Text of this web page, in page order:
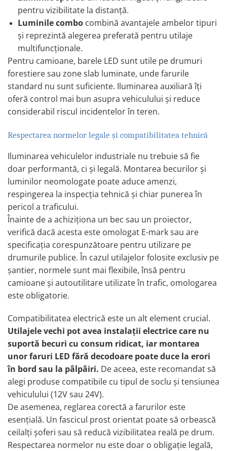
Electrice auto, camioane si remorci
Borne si Conectori Baterie Auto
Cabluri Auto Spiralate
Cabluri Multifilare Auto
Comutatoare si intrerupatoare
auto
Conectori Cabluri si Izolatie Auto
Instalatii Electrice pentru Remorci
Invertoare de tensiune
Prize bricheta & USB
Prize, stechere si mufe auto
Conectori instalatii electrice auto,
camion si remorca
Mufe si conectori auto etansi
Prize si conectori alimentare 2/3
pini
Prize si stechere remorca, 7/13 pini
Prize, stechere si adaptoare
remorca N/S, 7/15 Pini
Relee auto
Sigurante Auto
Socluri pentru becuri auto
Suporturi si socluri sigurante auto
Sprayuri, intretinere si cosmetica
auto
Aditivi auto
Cosmetica interior si exterior auto
Degripante, lubrifianti, creme si
adezivi
Vopsea spray si antifoane
Accesorii si Echipamente Auto
pentru vizibilitate la distanță.
Luminile combo combină avantajele ambelor tipuri
și reprezintă alegerea preferată pentru utilaje
multifuncționale.
Pentru camioane, barele LED sunt utile pe drumuri
forestiere sau zone slab luminate, unde farurile
standard nu sunt suficiente. Iluminarea auxiliară îți
oferă control mai bun asupra vehiculului și reduce
considerabil riscul incidentelor în teren.
Respectarea normelor legale și compatibilitatea tehnică
Iluminarea vehiculelor industriale nu trebuie să fie
doar performantă, ci și legală. Montarea becurilor și
luminilor neomologate poate aduce amenzi,
respingerea la inspecția tehnică și chiar punerea în
pericol a traficului.
Înainte de a achiziționa un bec sau un proiector,
verifică dacă acesta este omologat E-marksau are
specificația corespunzătoare pentru utilizare pe
drumurile publice. În cazul utilajelor folosite exclusiv pe
șantier, normele sunt mai flexibile, însă pentru
camioane și autoutilitare utilizate în trafic, omologarea
este obligatorie.
Compatibilitatea electrică este un alt element crucial.
Utilajele vechi pot avea instalații electrice care nu
suportă becuri cu consum ridicat, iar montarea
unor faruri LED fără decodoare poate duce la erori
în bord sau la pâlpâiri. De aceea, este recomandat să
alegi produse compatibile cu tipul de soclu și tensiunea
vehiculului (12V sau 24V).
De asemenea, reglarea corectă a farurilor este
esențială. Un fascicul prost orientat poate să orbească
ceilalți șoferi sau să reducă vizibilitatea reală pe drum.
Respectarea normelor nu este doar o obligație legală,